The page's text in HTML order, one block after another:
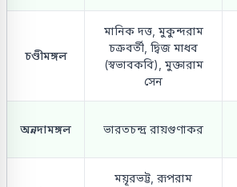
চণ্ডীমঙ্গল
মানিক দত্ত, মুকুন্দরাম
চক্রবর্তী, দ্বিজ মাধব
(স্বভাবকবি), মুক্তারাম
সেন
অন্নদামঙ্গল ভারতচন্দ্র রায়গুণাকর
ময়ূরভট্ট, রূপরাম